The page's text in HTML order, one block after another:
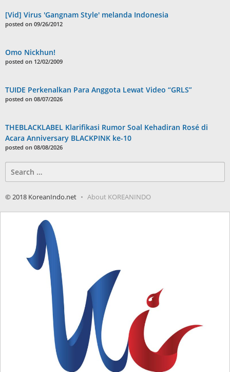
[Vid] Virus 'Gangnam Style' melanda Indonesia
posted on 09/26/2012
Omo Nickhun!
posted on 12/02/2009
TUIDE Perkenalkan Para Anggota Lewat Video “GRLS”
posted on 08/07/2026
THEBLACKLABEL Klarifikasi Rumor Soal Kehadiran Rosé di
Acara Anniversary BLACKPINK ke-10
posted on 08/08/2026
for:
© 2018 KoreanIndo.net About KOREANINDO